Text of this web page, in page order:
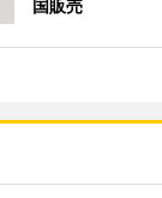
国販売